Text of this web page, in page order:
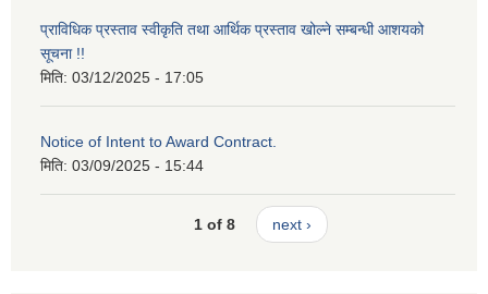
प्राविधिक प्रस्ताव स्वीकृति तथा आर्थिक प्रस्ताव खोल्ने सम्बन्धी आशयको
सूचना !!
मिति: 03/12/2025 - 17:05
Notice of Intent to Award Contract.
मिति: 03/09/2025 - 15:44
1 of 8 next ›